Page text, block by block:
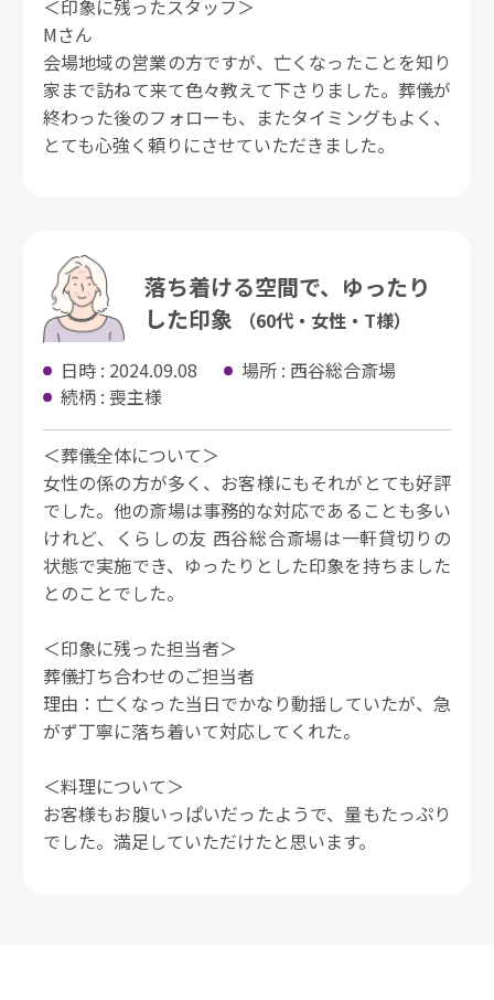
＜印象に残ったスタッフ＞
Mさん
会場地域の営業の方ですが、亡くなったことを知り
家まで訪ねて来て色々教えて下さりました。葬儀が
終わった後のフォローも、またタイミングもよく、
とても心強く頼りにさせていただきました。
落ち着ける空間で、ゆったり
した印象
（60代・女性・T様）
日時 : 2024.09.08
場所 : 西谷総合斎場
続柄 : 喪主様
＜葬儀全体について＞
女性の係の方が多く、お客様にもそれがとても好評
でした。他の斎場は事務的な対応であることも多い
けれど、くらしの友 西谷総合斎場は一軒貸切りの
状態で実施でき、ゆったりとした印象を持ちました
とのことでした。
＜印象に残った担当者＞
葬儀打ち合わせのご担当者
理由：亡くなった当日でかなり動揺していたが、急
がず丁寧に落ち着いて対応してくれた。
＜料理について＞
お客様もお腹いっぱいだったようで、量もたっぷり
でした。満足していただけたと思います。